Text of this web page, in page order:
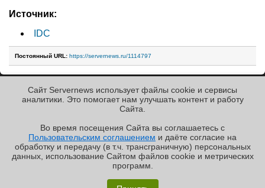
✖
Источник:
IDC
Постоянный URL: https://servernews.ru/1114797
« Назад к ленте
Copyright ©2010-2026
Servernews.Пользовательское
соглашение
Сайт Servernews использует файлы cookie и сервисы
аналитики. Это помогает нам улучшать контент и работу
Cайта.
Во время посещения Cайта вы соглашаетесь с
Пользовательским соглашением и даёте согласие на
обработку и передачу (в т.ч. трансграничную) персональных
данных, использование Cайтом файлов cookie и метрических
программ.